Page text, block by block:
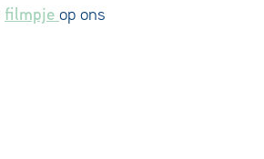
filmpje op ons